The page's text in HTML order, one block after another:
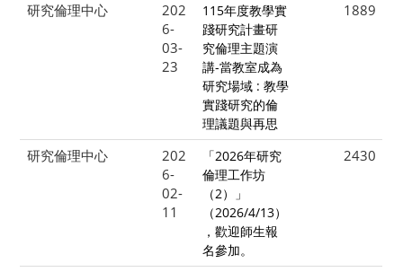
研究倫理中心
202
6-
03-
23
115年度教學實
踐研究計畫研
究倫理主題演
講-當教室成為
研究場域 : 教學
實踐研究的倫
理議題與再思
1889
研究倫理中心
202
6-
02-
11
「2026年研究
倫理工作坊
（2）」
（2026/4/13）
，歡迎師生報
名參加。
2430